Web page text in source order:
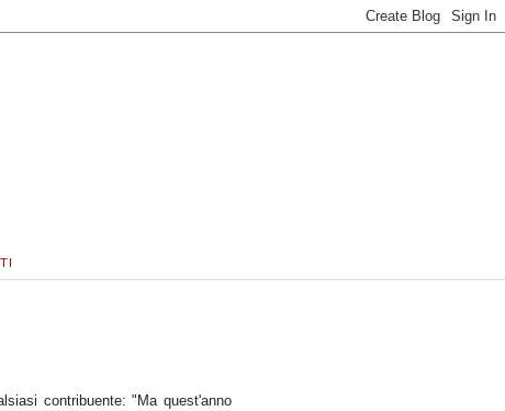
contribuente: "Ma quest'anno